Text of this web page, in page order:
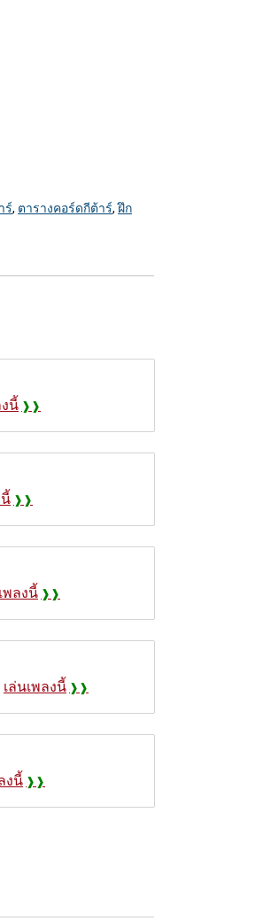
ร์, ตารางคอร์ดกีต้าร์,ฝึก
งนี้
นี้
พลงนี้
เล่นเพลงนี้
งนี้